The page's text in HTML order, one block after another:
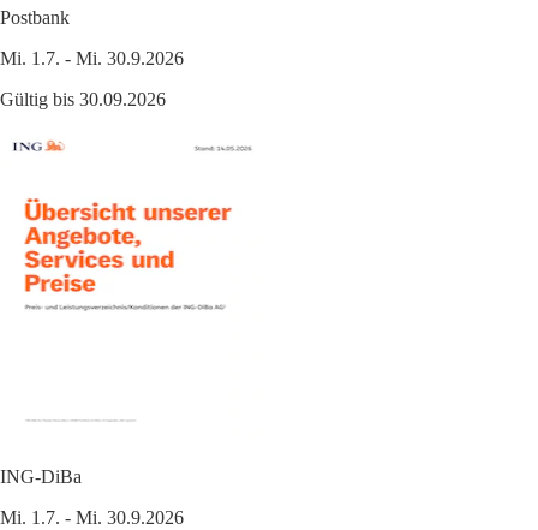
Postbank
Mi. 1.7. - Mi. 30.9.2026
Gültig bis 30.09.2026
ING-DiBa
Mi. 1.7. - Mi. 30.9.2026